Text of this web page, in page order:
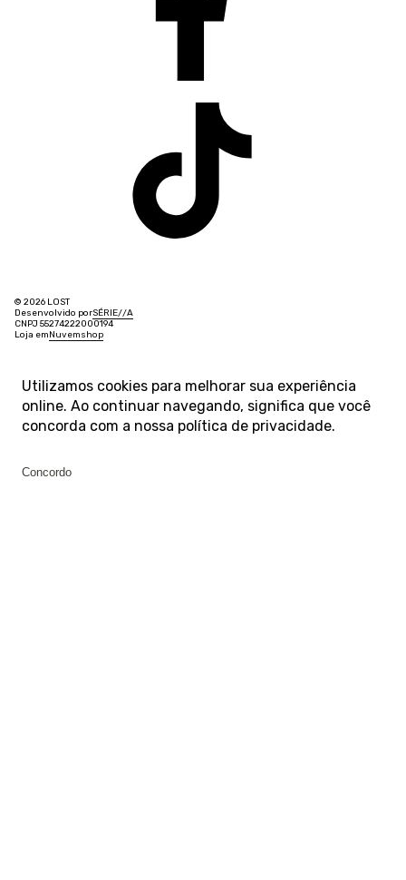
© 2026 LOST
Desenvolvido porSÉRIE//A
CNPJ 55274222000194
Loja emNuvemshop
Utilizamos cookies para melhorar sua experiência
online. Ao continuar navegando, significa que você
concorda com a nossa política de privacidade.
Concordo